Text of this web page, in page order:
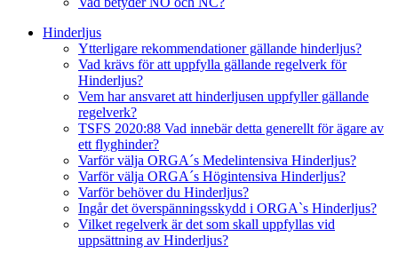
Hinderljus
Ytterligare rekommendationer gällande hinderljus?
Vad krävs för att uppfylla gällande regelverk för
Hinderljus?
Vem har ansvaret att hinderljusen uppfyller gällande
regelverk?
TSFS 2020:88 Vad innebär detta generellt för ägare av
ett flyghinder?
Varför välja ORGA´s Medelintensiva Hinderljus?
Varför välja ORGA´s Högintensiva Hinderljus?
Varför behöver du Hinderljus?
Ingår det överspänningsskydd i ORGA`s Hinderljus?
Vilket regelverk är det som skall uppfyllas vid
uppsättning av Hinderljus?